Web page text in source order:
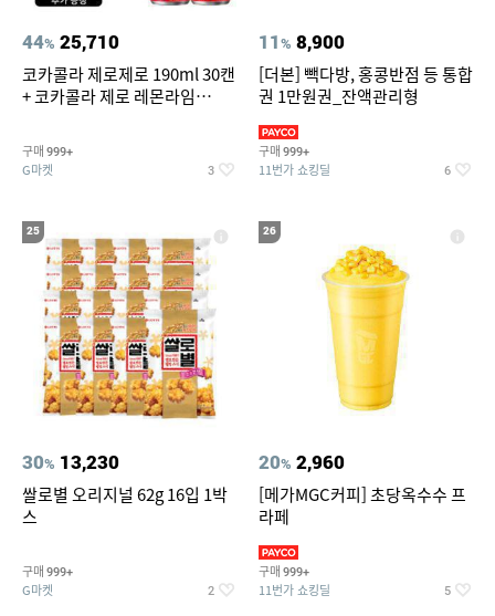
44% 25,710
코카콜라 제로제로 190ml 30캔
+ 코카콜라 제로 레몬라임
티커 세트
구매 999+
G마켓 3
11% 8,900
[더본] 빽다방, 홍콩반점 등 통합
권 1만원권_잔액관리형
구매 999+
11번가 쇼킹딜 6
25
30% 13,230
쌀로별 오리지널 62g 16입 1박
스
구매 999+
G마켓 2
26
20% 2,960
[메가MGC커피] 초당옥수수 프
라페
구매 999+
11번가 쇼킹딜 5